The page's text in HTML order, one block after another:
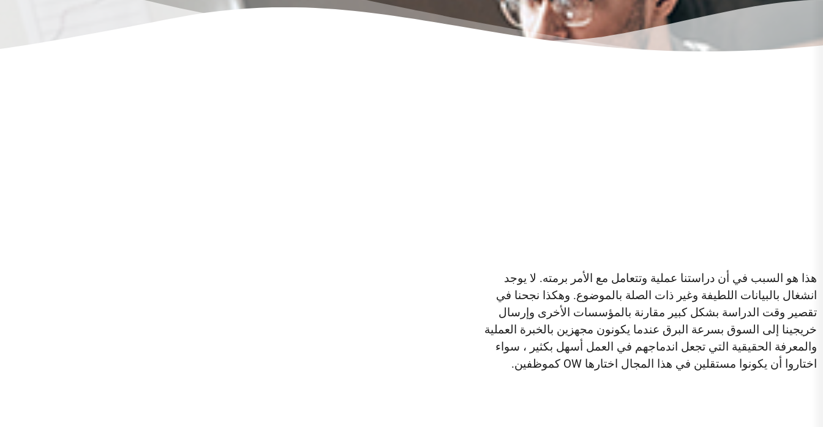
هذا هو السبب في أن دراستنا عملية وتتعامل مع الأمر برمته. لا يوجد
انشغال بالبيانات اللطيفة وغير ذات الصلة بالموضوع. وهكذا نجحنا في
تقصير وقت الدراسة بشكل كبير مقارنة بالمؤسسات الأخرى وإرسال
خريجينا إلى السوق بسرعة البرق عندما يكونون مجهزين بالخبرة العملية
والمعرفة الحقيقية التي تجعل اندماجهم في العمل أسهل بكثير ، سواء
اختاروا أن يكونوا مستقلين في هذا المجال اختارها OW كموظفين.